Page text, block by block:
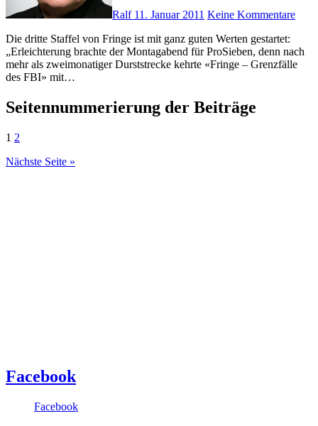
Ralf 11. Januar 2011 Keine Kommentare
Die dritte Staffel von Fringe ist mit ganz guten Werten gestartet:
„Erleichterung brachte der Montagabend für ProSieben, denn nach
mehr als zweimonatiger Durststrecke kehrte «Fringe – Grenzfälle
des FBI» mit…
Seitennummerierung der Beiträge
1 2
Nächste Seite »
Facebook
Facebook